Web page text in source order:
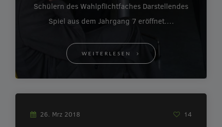
Schülern des Wahlpflichtfaches Darstellendes
Spiel aus dem Jahrgang 7 eröffnet.…
WEITERLESEN
26. Mrz 2018 14